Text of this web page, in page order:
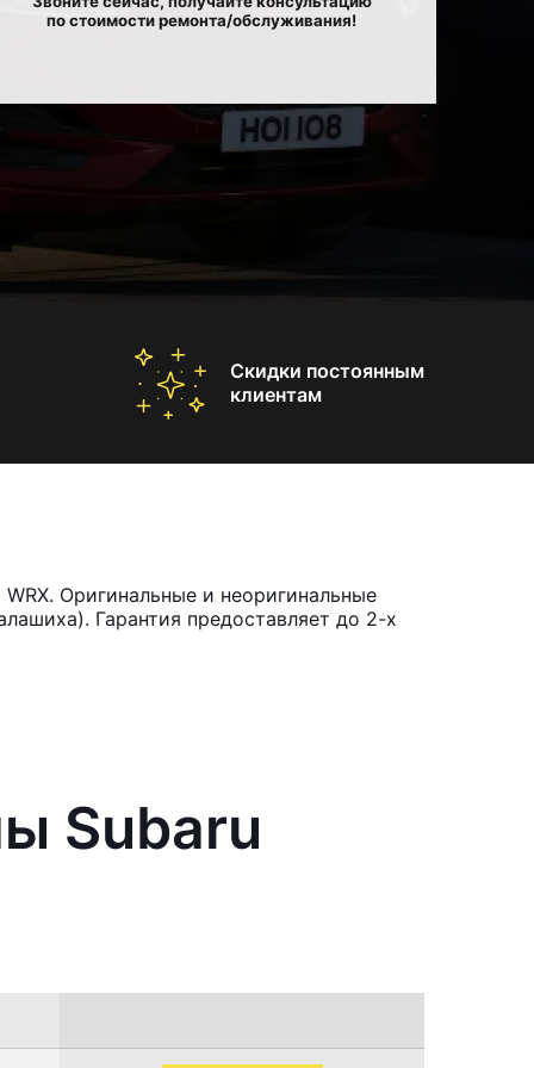
по стоимости ремонта/обслуживания!
Скидки постоянным
клиентам
Оригинальные и неоригинальные
Гарантия предоставляет до 2-х
Subaru